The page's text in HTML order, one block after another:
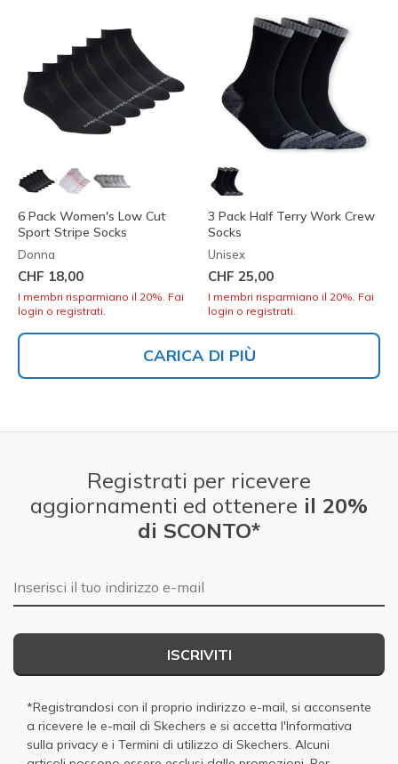
6 Pack Women's Low Cut
Sport Stripe Socks
Donna
CHF 18,00
I membri risparmiano il 20%. Fai
login o registrati.
3 Pack Half Terry Work Crew
Socks
Unisex
CHF 25,00
I membri risparmiano il 20%. Fai
login o registrati.
CARICA DI PIÙ
Registrati per ricevere
aggiornamenti ed ottenere il 20%
di SCONTO*
E-mail
ISCRIVITI
*Registrandosi con il proprio indirizzo e-mail, si acconsente
a ricevere le e-mail di Skechers e si accetta l'Informativa
sulla privacy e i Termini di utilizzo di Skechers. Alcuni